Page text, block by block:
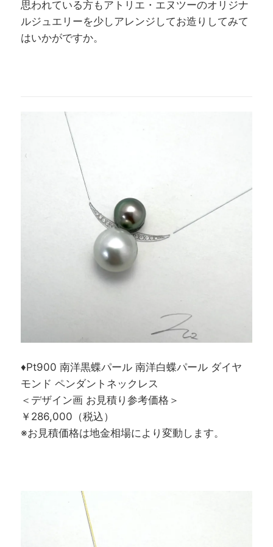
思われている方もアトリエ・エヌツーのオリジナ
ルジュエリーを少しアレンジしてお造りしてみて
はいかがですか。
♦Pt900 南洋黒蝶パール 南洋白蝶パール ダイヤ
モンド ペンダントネックレス
＜デザイン画 お見積り参考価格＞
￥286,000（税込）
※お見積価格は地金相場により変動します。